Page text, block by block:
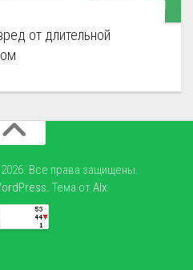
от длительной
Все права защищены.
. Тема отAlx.